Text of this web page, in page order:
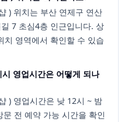
) 위치는 부산 연제구 연산
7 초심4층 인근입니다. 상
치 영역에서 확인할 수 있습
영업시간은 어떻게 되나
) 영업시간은 낮 12시 ~ 밤
전 예약 가능 시간을 확인